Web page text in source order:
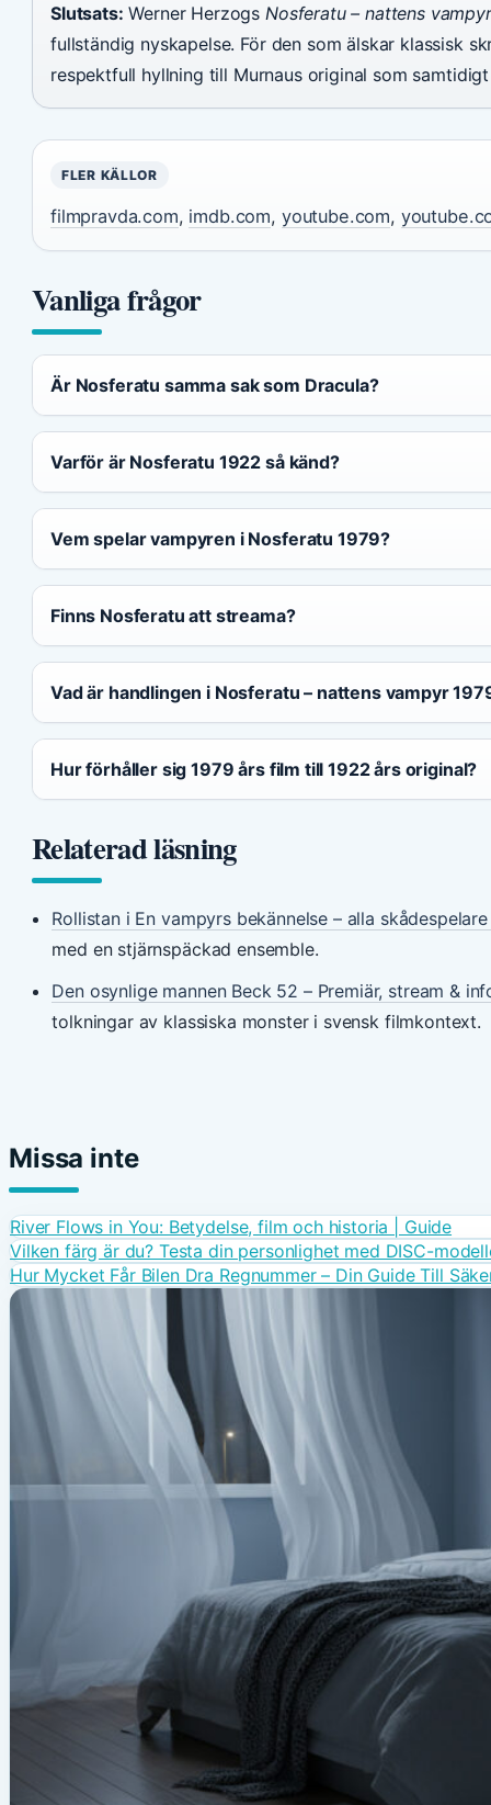
Slutsats: Werner Herzogs Nosferatu – nattens vampyr
fullständig nyskapelse. För den som älskar klassisk
respektfull hyllning till Murnaus original som
FLER KÄLLOR
filmpravda.com, imdb.com, youtube.com,
Vanliga frågor
Är Nosferatu samma sak som Dracula?
Varför är Nosferatu 1922 så känd?
Vem spelar vampyren i Nosferatu 1979?
Finns Nosferatu att streama?
Vad är handlingen i Nosferatu – nattens vampyr
Hur förhåller sig 1979 års film till 1922 års original?
Relaterad läsning
Rollistan i En vampyrs bekännelse – alla
med en stjärnspäckad ensemble.
Den osynlige mannen Beck 52 – Premiär, stream &
tolkningar av klassiska monster i svensk filmkontext.
Missa inte
River Flows in You: Betydelse, film och historia | Guide
Vilken färg är du? Testa din personlighet med DISC-
Hur Mycket Får Bilen Dra Regnummer – Din Guide Till